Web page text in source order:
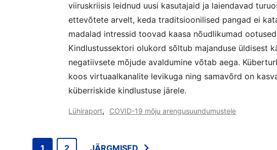
viiruskriisis leidnud uusi kasutajaid ja laiendavad
ettevõtete arvelt, keda traditsioonilised pangad ei
madalad intressid toovad kaasa nõudlikumad
Kindlustussektori olukord sõltub majanduse üldisest
negatiivsete mõjude avaldumine võtab aega.
koos virtuaalkanalite levikuga ning samavõrd on
küberriskide kindlustuse järele.
Lühiraport, COVID-19 mõju arengusuundumustele
1 2 JÄRGMISED